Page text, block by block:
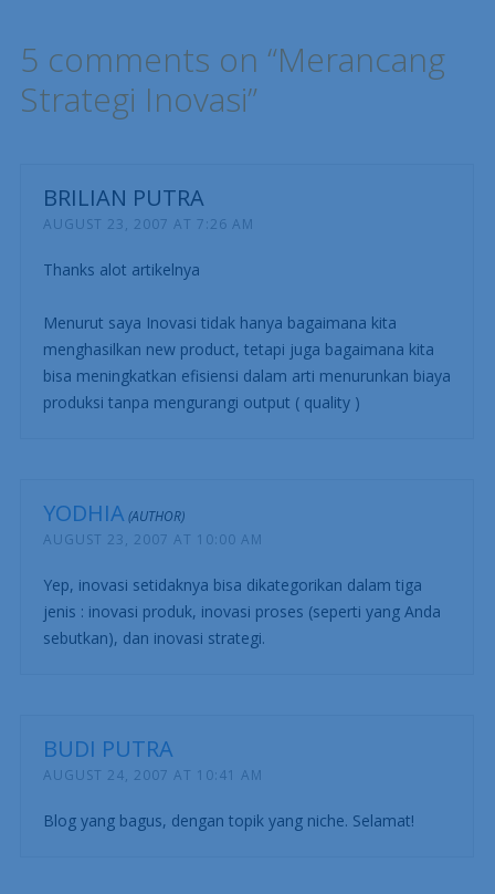
5 comments on “Merancang
Strategi Inovasi”
BRILIAN PUTRA
AUGUST 23, 2007 AT 7:26 AM
Thanks alot artikelnya
Menurut saya Inovasi tidak hanya bagaimana kita
menghasilkan new product, tetapi juga bagaimana kita
bisa meningkatkan efisiensi dalam arti menurunkan biaya
produksi tanpa mengurangi output ( quality )
YODHIA
AUGUST 23, 2007 AT 10:00 AM
Yep, inovasi setidaknya bisa dikategorikan dalam tiga
jenis : inovasi produk, inovasi proses (seperti yang Anda
sebutkan), dan inovasi strategi.
BUDI PUTRA
AUGUST 24, 2007 AT 10:41 AM
Blog yang bagus, dengan topik yang niche. Selamat!